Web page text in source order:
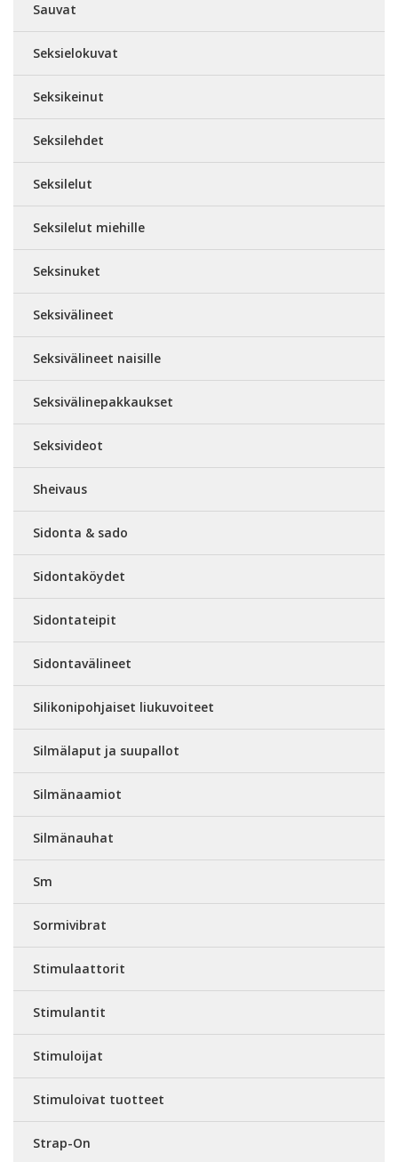
Sauvat
Seksielokuvat
Seksikeinut
Seksilehdet
Seksilelut
Seksilelut miehille
Seksinuket
Seksivälineet
Seksivälineet naisille
Seksivälinepakkaukset
Seksivideot
Sheivaus
Sidonta & sado
Sidontaköydet
Sidontateipit
Sidontavälineet
Silikonipohjaiset liukuvoiteet
Silmälaput ja suupallot
Silmänaamiot
Silmänauhat
Sm
Sormivibrat
Stimulaattorit
Stimulantit
Stimuloijat
Stimuloivat tuotteet
Strap-On